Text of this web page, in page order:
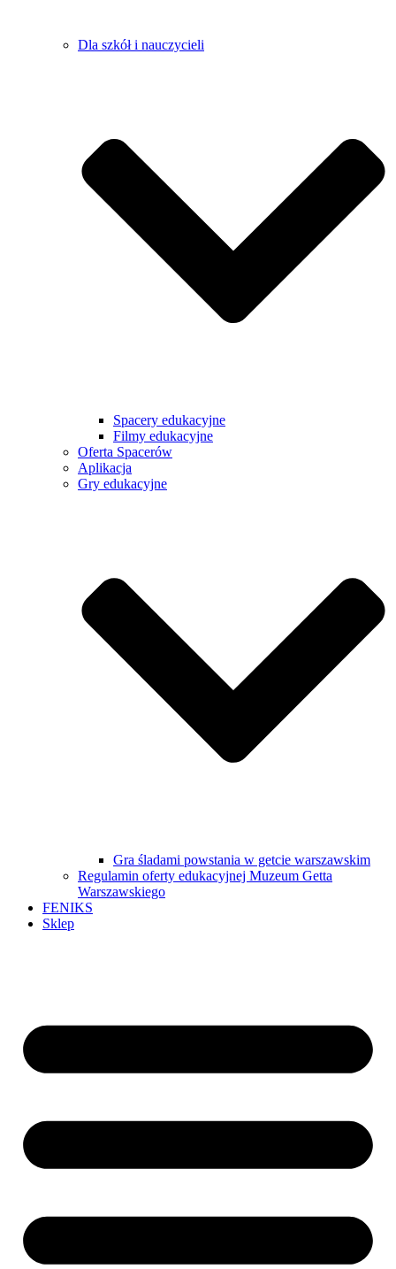
Dla szkół i nauczycieli
Spacery edukacyjne
Filmy edukacyjne
Oferta Spacerów
Aplikacja
Gry edukacyjne
Gra śladami powstania w getcie warszawskim
Regulamin oferty edukacyjnej Muzeum Getta
Warszawskiego
FENIKS
Sklep